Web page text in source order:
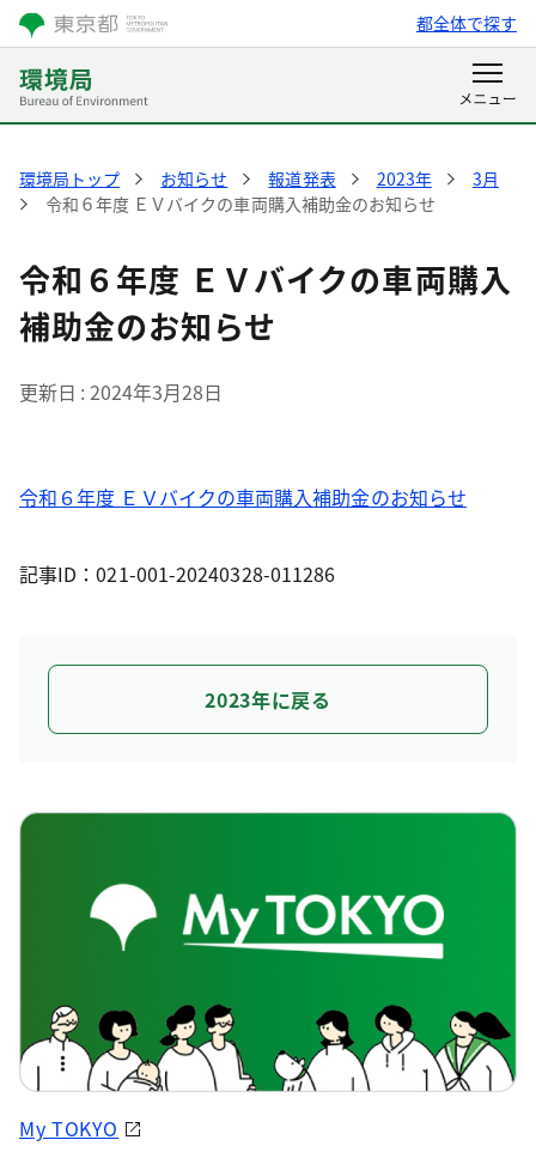
都全体で探す
環境局トップ お知らせ 報道発表 2023年
3月
令和６年度 ＥＶバイクの車両購入補助金のお知らせ
令和６年度 ＥＶバイクの車両購入
補助金のお知らせ
更新日 2024年3月28日
令和６年度 ＥＶバイクの車両購入補助金のお知らせ
記事ID：021-001-20240328-011286
2023年に戻る
My TOKYO